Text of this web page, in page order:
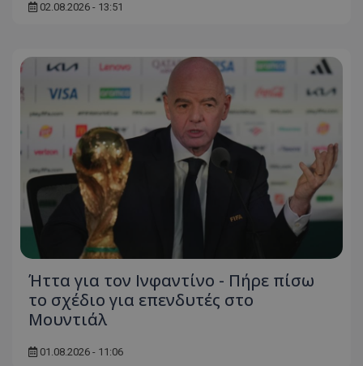
02.08.2026 - 13:51
Ήττα για τον Ινφαντίνο - Πήρε πίσω
το σχέδιο για επενδυτές στο
Μουντιάλ
01.08.2026 - 11:06